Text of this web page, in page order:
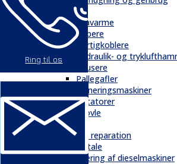
Ring til os
Tilbehør
Gravarme
Gribere
Hurtigkoblere
Hydraulik- og
Knusere
Pallegafler
Planeringsmaskiner
Rotatorer
Skovle
Service
Service & reparation
Serviceaftale
Elektrificering af dieselmaskiner